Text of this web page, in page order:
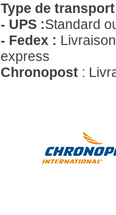
Type de
- UPS :Standard
- Fedex :
express
Chronopost :